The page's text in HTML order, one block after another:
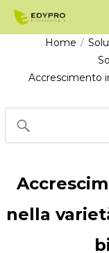
contenutoHome /
Accrescimento
nella